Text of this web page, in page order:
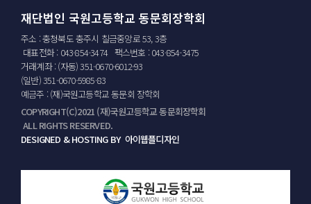
재단법인 국원고등학교 동문회장학회
주소 : 충청북도 충주시 칠금중앙로 53, 3층
대표전화 : 043-854-3474 팩스번호 : 043-854-3475
거래계좌 : (자동) 351-0670-6012-93
(일반) 351-0670-5985-83
예금주 : (재)국원고등학교 동문회 장학회
COPYRIGHT(C)2021 (재)국원고등학교 동문회장학회
ALL RIGHTS RESERVED.
DESIGNED & HOSTING BY 아이웹플디자인